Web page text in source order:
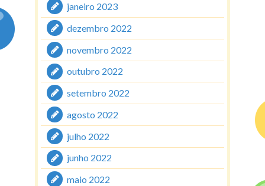
janeiro 2023
dezembro 2022
novembro 2022
outubro 2022
setembro 2022
agosto 2022
julho 2022
junho 2022
maio 2022